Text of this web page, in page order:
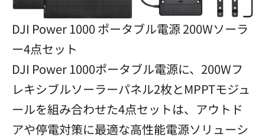
DJI Power 1000 ポータブル電源 200Wソーラ
ー4点セット
DJI Power 1000ポータブル電源に、200Wフ
レキシブルソーラーパネル2枚とMPPTモジュ
ールを組み合わせた4点セットは、アウトド
アや停電対策に最適な高性能電源ソリューシ